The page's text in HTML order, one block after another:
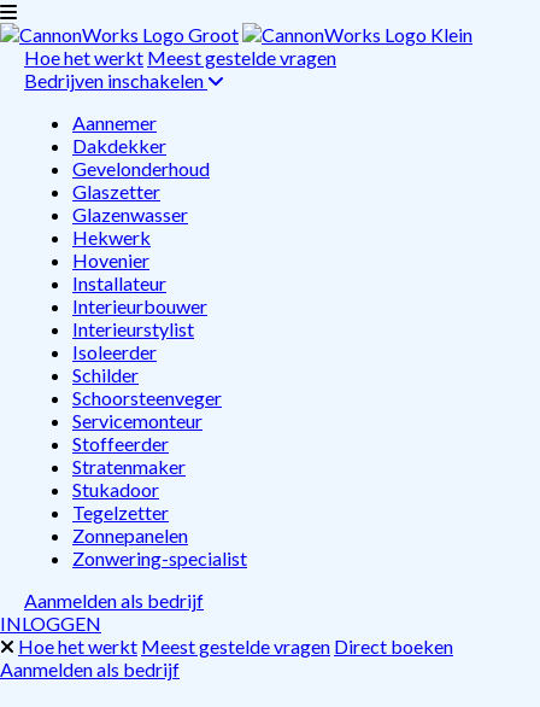
Hoe het werkt Meest gestelde vragen
Bedrijven inschakelen
Aannemer
Dakdekker
Gevelonderhoud
Glaszetter
Glazenwasser
Hekwerk
Hovenier
Installateur
Interieurbouwer
Interieurstylist
Isoleerder
Schilder
Schoorsteenveger
Servicemonteur
Stoffeerder
Stratenmaker
Stukadoor
Tegelzetter
Zonnepanelen
Zonwering-specialist
Aanmelden als bedrijf
INLOGGEN
Hoe het werkt Meest gestelde vragen Direct boeken
Aanmelden als bedrijf